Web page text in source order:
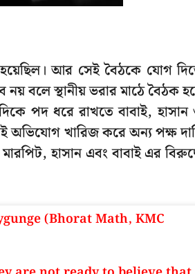
আর সেই বৈঠকে যোগ
বলে স্থানীয় ভরার মাঠে বৈঠক
পদ ধরে রাখতে বাবাই,
অভিযোগ খারিজ করে অন্য পক্ষ
হাসান এবং বাবাই এর
(Bhorat Math, KMC